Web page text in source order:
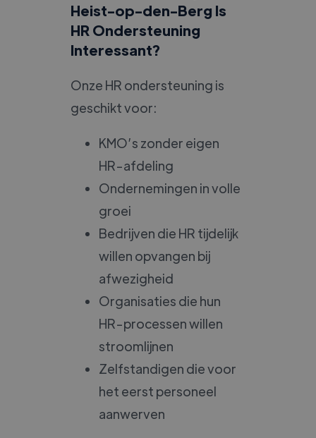
Heist-op-den-Berg Is
HR Ondersteuning
Interessant?
Onze HR ondersteuning is
geschikt voor:
KMO’s zonder eigen
HR-afdeling
Ondernemingen in volle
groei
Bedrijven die HR tijdelijk
willen opvangen bij
afwezigheid
Organisaties die hun
HR-processen willen
stroomlijnen
Zelfstandigen die voor
het eerst personeel
aanwerven